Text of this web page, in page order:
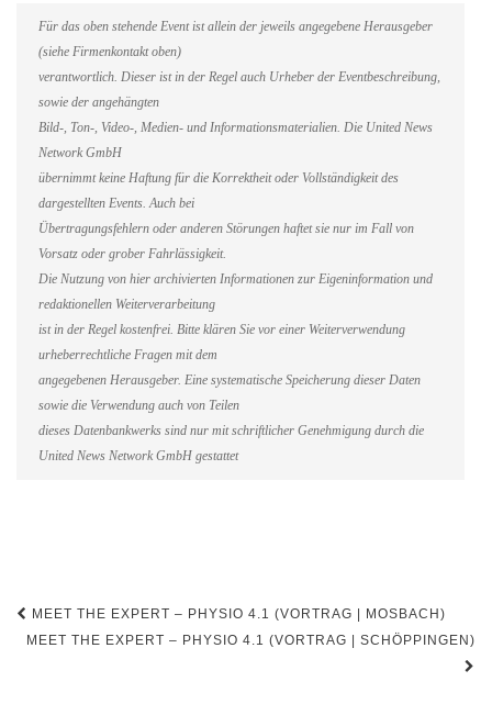
Für das oben stehende Event ist allein der jeweils angegebene Herausgeber
(siehe Firmenkontakt oben)
verantwortlich. Dieser ist in der Regel auch Urheber der Eventbeschreibung,
sowie der angehängten
Bild-, Ton-, Video-, Medien- und Informationsmaterialien. Die United News
Network GmbH
übernimmt keine Haftung für die Korrektheit oder Vollständigkeit des
dargestellten Events. Auch bei
Übertragungsfehlern oder anderen Störungen haftet sie nur im Fall von
Vorsatz oder grober Fahrlässigkeit.
Die Nutzung von hier archivierten Informationen zur Eigeninformation und
redaktionellen Weiterverarbeitung
ist in der Regel kostenfrei. Bitte klären Sie vor einer Weiterverwendung
urheberrechtliche Fragen mit dem
angegebenen Herausgeber. Eine systematische Speicherung dieser Daten
sowie die Verwendung auch von Teilen
dieses Datenbankwerks sind nur mit schriftlicher Genehmigung durch die
United News Network GmbH gestattet
Beitragsnavigation
MEET THE EXPERT – PHYSIO 4.1 (VORTRAG | MOSBACH)
MEET THE EXPERT – PHYSIO 4.1 (VORTRAG | SCHÖPPINGEN)